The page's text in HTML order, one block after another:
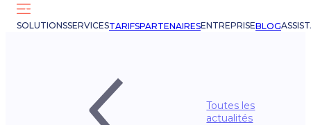
SOLUTIONSSERVICESTARIFSPARTENAIRESENTREPRISEBLOG
Toutes les
actualités